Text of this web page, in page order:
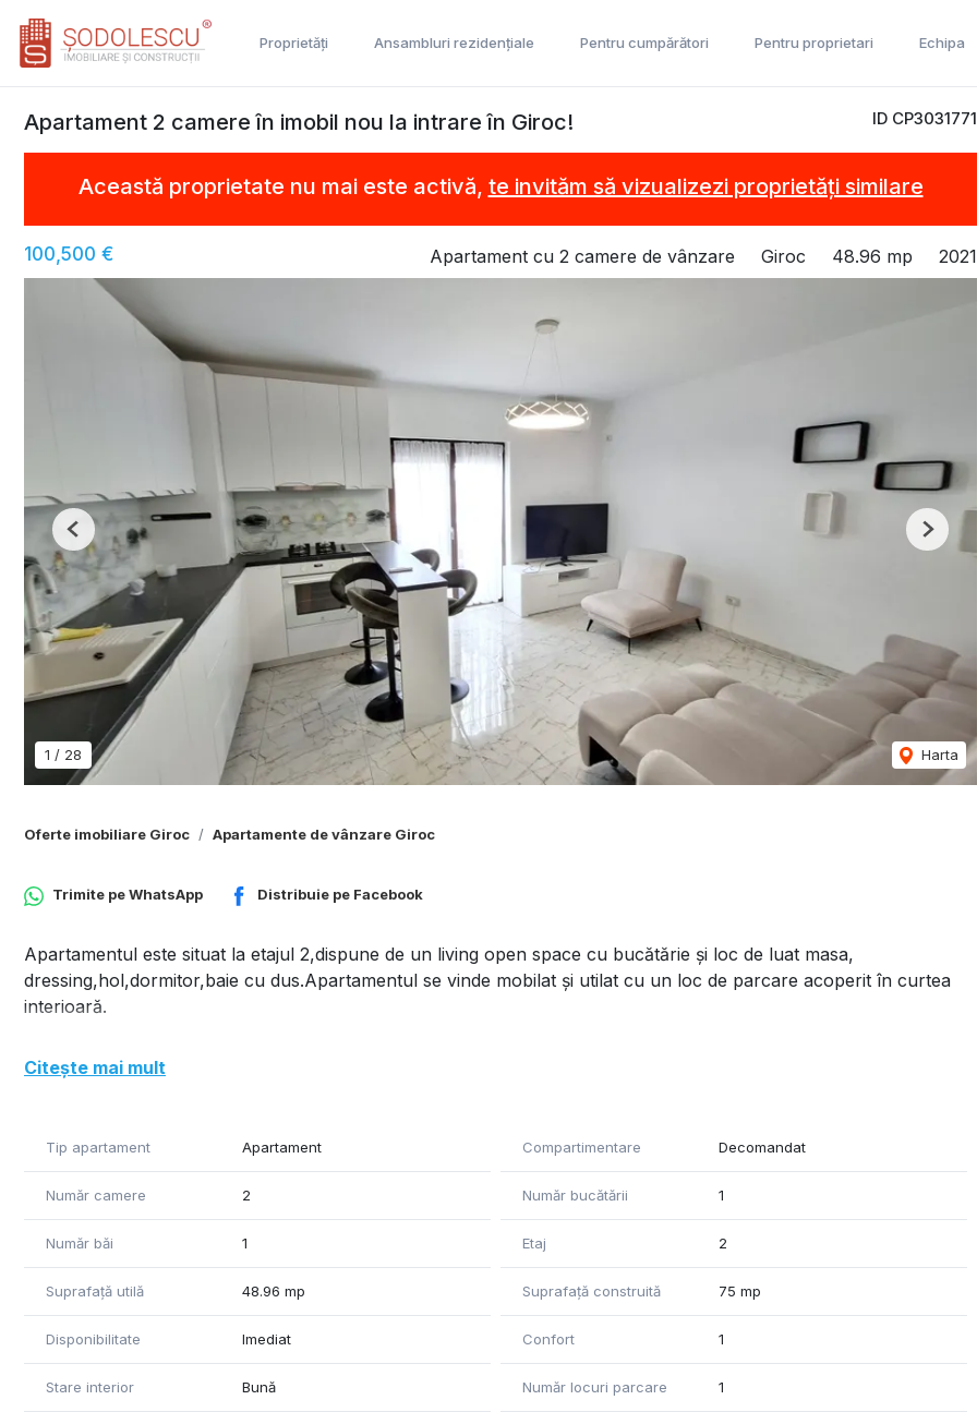
Proprietăți Ansambluri rezidențiale Pentru cumpărători Pentru proprietari Echipa
ID CP3031771
Apartament 2 camere în imobil nou la intrare în Giroc!
Această proprietate nu mai este activă, te invităm să vizualizezi proprietăți similare
100,500 € Apartament cu 2 camere de vânzare Giroc 48.96 mp 2021
1 / 28 Harta
Previous Next
Oferte imobiliare Giroc Apartamente de vânzare Giroc
Trimite peWhatsApp Distribuie pe Facebook
Apartamentul este situat la etajul 2,dispune de un living open space cu bucătărie și loc de luat masa,
dressing,hol,dormitor,baie cu dus.Apartamentul se vinde mobilat și utilat cu un loc de parcare acoperit în curtea
interioară.
Citește mai mult
Tip apartament Apartament Compartimentare Decomandat
Număr camere 2 Număr bucătării 1
Număr băi 1 Etaj 2
Suprafață utilă 48.96 mp Suprafață construită 75 mp
Disponibilitate Imediat Confort 1
Stare interior Bună Număr locuri parcare 1